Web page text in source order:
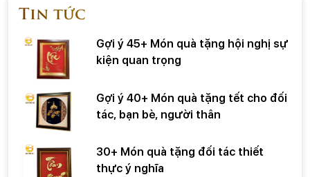
Tin tức
Gợi ý 45+ Món quà tặng hội nghị sự
kiện quan trọng
Gợi ý 40+ Món quà tặng tết cho đối
tác, bạn bè, người thân
30+ Món quà tặng đối tác thiết
thực ý nghĩa